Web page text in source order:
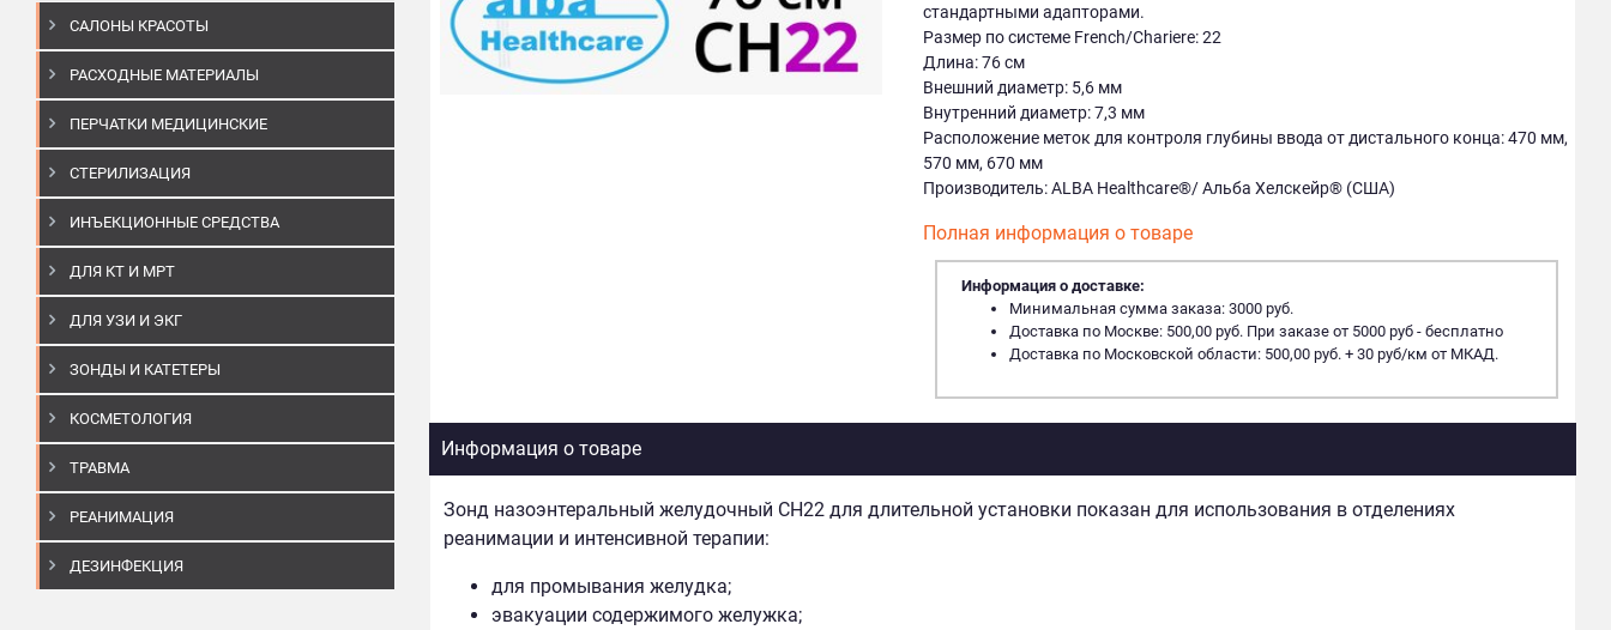
САЛОНЫ КРАСОТЫ
РАСХОДНЫЕ МАТЕРИАЛЫ
ПЕРЧАТКИ МЕДИЦИНСКИЕ
СТЕРИЛИЗАЦИЯ
ИНЪЕКЦИОННЫЕ СРЕДСТВА
ДЛЯ КТ И МРТ
ДЛЯ УЗИ И ЭКГ
ЗОНДЫ И КАТЕТЕРЫ
КОСМЕТОЛОГИЯ
ТРАВМА
РЕАНИМАЦИЯ
ДЕЗИНФЕКЦИЯ
стандартными адапторами.
Размер по системе French/Chariere: 22
Длина: 76 см
Внешний диаметр: 5,6 мм
Внутренний диаметр: 7,3 мм
Расположение меток для контроля глубины ввода от дистального конца: 470 мм,
570 мм, 670 мм
Производитель: ALBA Healthcare®/ Альба Хелскейр® (США)
Полная информация о товаре
Информация о доставке:
Минимальная сумма заказа: 3000 руб.
Доставка по Москве: 500,00 руб. При заказе от 5000 руб - бесплатно
Доставка по Московской области: 500,00 руб. + 30 руб/км от МКАД.
Информация о товаре
Зонд назоэнтеральный желудочный СН22 для длительной установки показан для использования в отделениях
реанимации и интенсивной терапии:
для промывания желудка;
эвакуации содержимого желужка;